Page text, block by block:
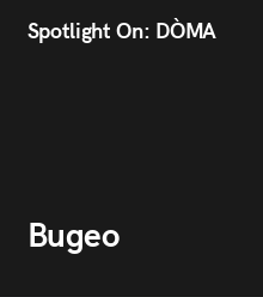
Spotlight On: DÒMA
Видео